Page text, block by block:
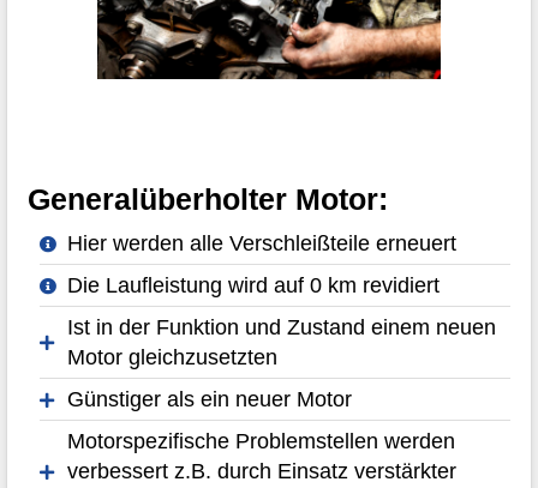
Generalüberholter Motor:
Hier werden alle Verschleißteile erneuert
Die Laufleistung wird auf 0 km revidiert
Ist in der Funktion und Zustand einem neuen
Motor gleichzusetzten
Günstiger als ein neuer Motor
Motorspezifische Problemstellen werden
verbessert z.B. durch Einsatz verstärkter